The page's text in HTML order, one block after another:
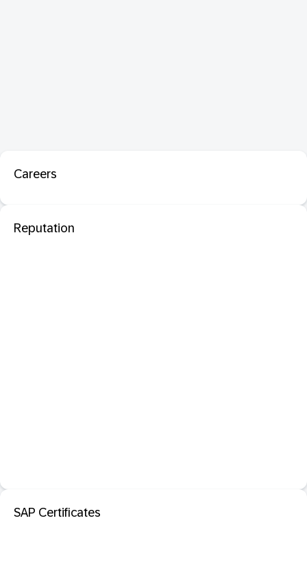
Careers
Reputation
SAP Certificates